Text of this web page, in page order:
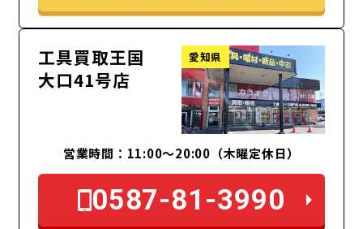
工具買取王国
大口41号店
愛知県
営業時間：11:00～20:00（木曜定休日）
0587-81-3990